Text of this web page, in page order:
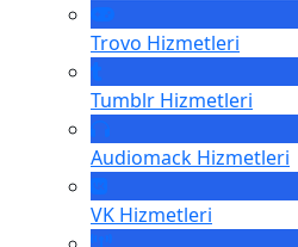
Trovo Hizmetleri
Tumblr Hizmetleri
Audiomack Hizmetleri
VK Hizmetleri